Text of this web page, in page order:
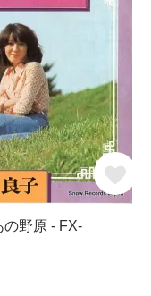
の野原 - FX-